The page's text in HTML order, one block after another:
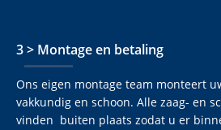
3 > Montage en betaling
Ons eigen montage team monteert
vakkundig en schoon. Alle zaag- en
vinden buiten plaats zodat u er